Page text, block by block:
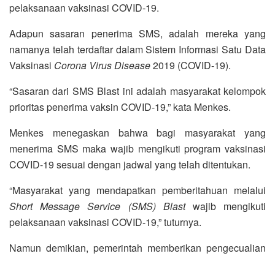
pelaksanaan vaksinasi COVID-19.
Adapun sasaran penerima SMS, adalah mereka yang
namanya telah terdaftar dalam Sistem Informasi Satu Data
Vaksinasi Corona Virus Disease2019 (COVID-19).
“Sasaran dari SMS Blast ini adalah masyarakat kelompok
prioritas penerima vaksin COVID-19,” kata Menkes.
Menkes menegaskan bahwa bagi masyarakat yang
menerima SMS maka wajib mengikuti program vaksinasi
COVID-19 sesuai dengan jadwal yang telah ditentukan.
“Masyarakat yang mendapatkan pemberitahuan melalui
Short Message Service (SMS) Blastwajib mengikuti
pelaksanaan vaksinasi COVID-19,” tuturnya.
Namun demikian, pemerintah memberikan pengecualian